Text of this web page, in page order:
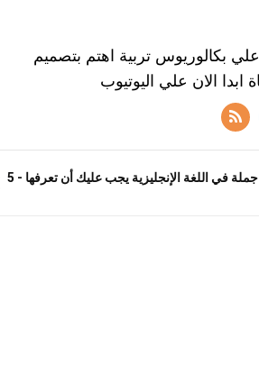
بكالوريوس تربية اهتم بتصميم
ابدا الان علي اليوتيوب